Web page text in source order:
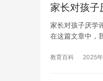
家长对孩子
家长对孩子厌学
在这篇文章中，
教育百科 2025